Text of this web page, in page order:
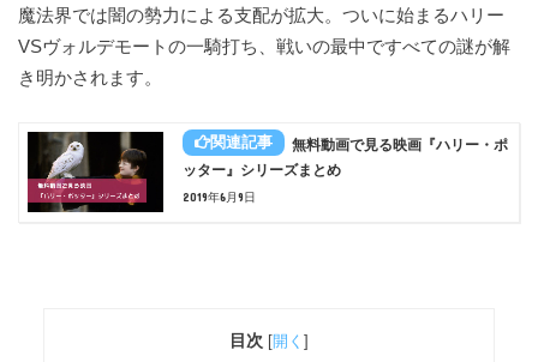
魔法界では闇の勢力による支配が拡大。ついに始まるハリー
VSヴォルデモートの一騎打ち、戦いの最中ですべての謎が解
き明かされます。
無料動画で見る映画『ハリー・ポ
ッター』シリーズまとめ
2019年6月9日
目次 [開く ]